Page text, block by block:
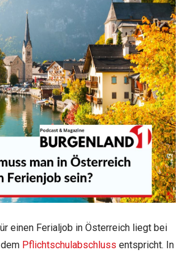
einen Ferialjob in Österreich liegt bei
Pflichtschulabschluss entspricht. In